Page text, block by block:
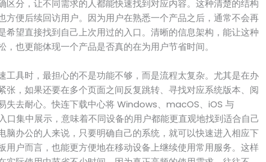
区分，让不同需求的人都能快速找到对应内容。这种清楚的结构
方便后续回访用户。因为用户在熟悉一个产品之后，通常不会再
希望直接找到自己上次用过的入口。清晰的信息架构，能让这种
，也更能体现一个产品是否真的在为用户节省时间。
工具时，最担心的不是功能不够，而是流程太复杂。尤其是在办
张，如果还要在多个页面之间反复跳转、寻找对应系统版本、阅
失去耐心。快连下载中心将 Windows、macOS、iOS 与
口集中展示，意味着不同设备的用户都能更直观地找到适合自己
脑办公的人来说，只要明确自己的系统，就可以快速进入相应下
用户而言，也能更方便地在移动设备上继续使用常用服务。这样